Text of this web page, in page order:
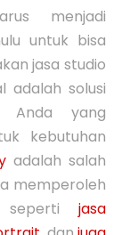
menjadi
untuk bisa
jasa studio
adalah solusi
Anda yang
kebutuhan
adalah salah
memperoleh
seperti jasa